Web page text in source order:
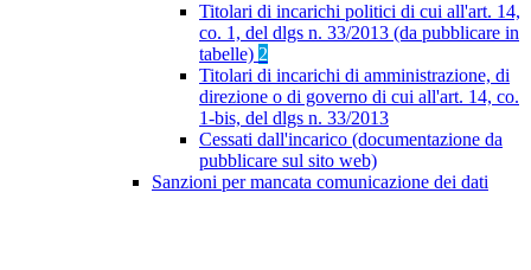
Titolari di incarichi politici di cui all'art. 14,
co. 1, del dlgs n. 33/2013 (da pubblicare in
tabelle) 2
Titolari di incarichi di amministrazione, di
direzione o di governo di cui all'art. 14, co.
1-bis, del dlgs n. 33/2013
Cessati dall'incarico (documentazione da
pubblicare sul sito web)
Sanzioni per mancata comunicazione dei dati